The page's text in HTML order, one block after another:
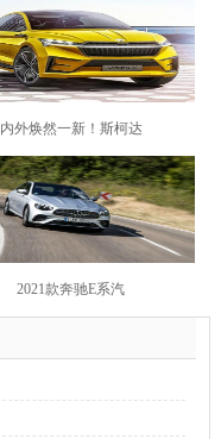
内外焕然一新！斯柯达
2021款奔驰E系汽